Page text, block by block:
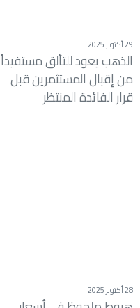
29 أكتوبر 2025
الذهب يعود للتألق مستفيداً
من إقبال المستثمرين قبل
قرار الفائدة المنتظر
28 أكتوبر 2025